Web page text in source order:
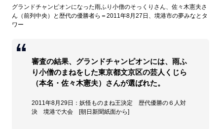
グランドチャンピオンになった雨ふり小僧のそっくりさん、佐々木憲夫さ
ん（前列中央）と歴代の優勝者ら＝2011年8月27日、境港市の夢みなとタ
ワー
審査の結果、グランドチャンピオンには、雨ふ
り小僧のまねをした東京都文京区の芸人くじら
（本名・佐々木憲夫）さんが選ばれた。
2011年8月29日：妖怪ものまね王決定 歴代優勝の６人対
決 境港で大会 [朝日新聞紙面から]